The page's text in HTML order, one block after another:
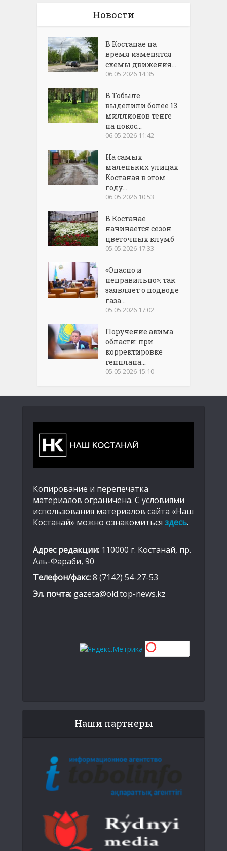
Новости
В Костанае на
время изменятся
схемы движения...
06.05.2026 14:35
В Тобыле
выделили более 13
миллионов тенге
на покос...
06.05.2026 11:42
На самых
маленьких улицах
Костаная в этом
году...
06.05.2026 10:53
В Костанае
начинается сезон
цветочных клумб
05.05.2026 17:33
«Опасно и
неправильно»: так
заявляет о подводе
газа...
05.05.2026 17:02
Поручение акима
области: при
корректировке
генплана...
05.05.2026 15:10
Копирование и перепечатка
материалов ограничена. С условиями
использования материалов сайта «Наш
Костанай» можно ознакомиться здесь.
Адрес редакции: 110000 г. Костанай, пр.
Аль-Фараби, 90
Телефон/факс:8 (7142) 54-27-53
Эл. почта: gazeta@old.top-news.kz
Наши партнеры